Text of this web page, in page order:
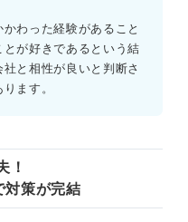
かわった経験があること
とが好きであるという結
と相性が良いと判断さ
ます。
！
対策が完結